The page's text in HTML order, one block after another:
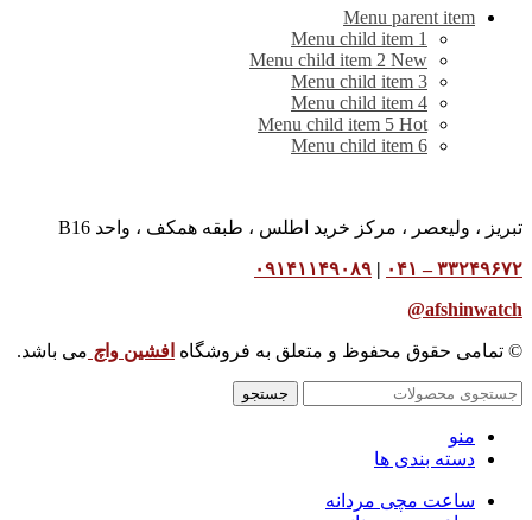
Menu parent item
Menu child item 1
Menu child item 2 New
Menu child item 3
Menu child item 4
Menu child item 5 Hot
Menu child item 6
تبریز ، ولیعصر ، مرکز خرید اطلس ، طبقه همکف ، واحد B16
۳۳۲۴۹۶۷۲ – ۰۴۱ | ۰۹۱۴۱۱۴۹۰۸۹
afshinwatch@
© تمامی حقوق محفوظ و متعلق به فروشگاه افشین واچ می باشد.
جستجو
منو
دسته بندی ها
ساعت مچی مردانه